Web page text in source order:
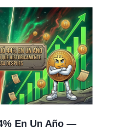
En Un Año —